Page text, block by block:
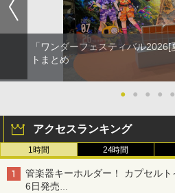
「ワンダーフェスティバル
トまとめ
● ● ● ● ●
アクセスランキング
1時間 24時間
管楽器キーホルダー！ カプセル
6日発売